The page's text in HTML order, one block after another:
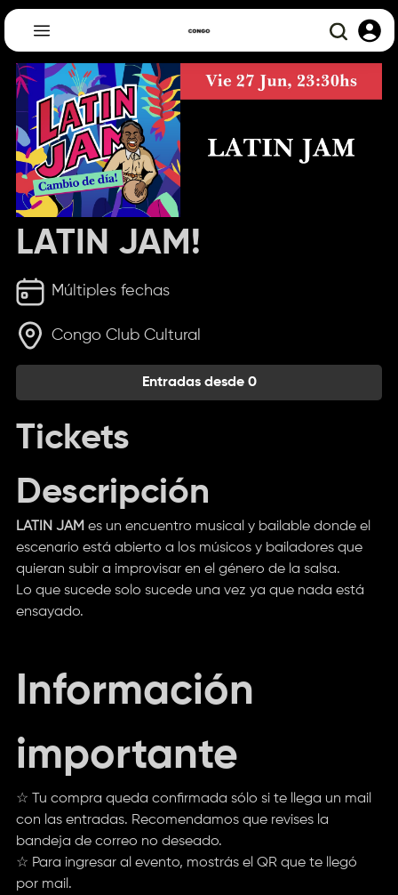
LATIN JAM!
Múltiples fechas
Congo Club Cultural
Entradas desde 0
Tickets
Descripción
LATIN JAM es un encuentro musical y bailable donde el
escenario está abierto a los músicos y bailadores que
quieran subir a improvisar en el género de la salsa.
Lo que sucede solo sucede una vez ya que nada está
ensayado.
Información
importante
☆ Tu compra queda confirmada sólo si te llega un mail
con las entradas. Recomendamos que revises la
bandeja de correo no deseado.
☆ Para ingresar al evento, mostrás el QR que te llegó
por mail.